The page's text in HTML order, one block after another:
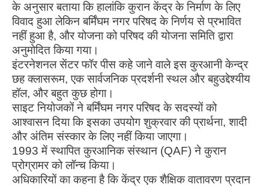
के अनुसार बताया कि हालांकि कुरान केंद्र के निर्माण के लिए
विवाद हुआ लेकिन बर्मिंघम नगर परिषद के निर्णय से प्रभावित
नहीं हुआ है, और योजना को परिषद की योजना समिति द्वारा
अनुमोदित किया गया।
इंटरनेशनल सेंटर फॉर पीस कहे जाने वाले इस कुरआनी केन्द्र
छह क्लासरूम, एक सार्वजनिक प्रदर्शनी स्थल और बहुउद्देश्यीय
हॉल, और बहुत कुछ होगा।
साइट नियोजकों ने बर्मिंघम नगर परिषद के सदस्यों को
आश्वासन दिया कि इसका उपयोग शुक्रवार की प्रार्थना, शादी
और अंतिम संस्कार के लिए नहीं किया जाएगा।
1993 में स्थापित कुरआनिक संस्थान (QAF) ने कुरान
प्रोग्रामर को लॉन्च किया।
अधिकारियों का कहना है कि केंद्र एक शैक्षिक वातावरण प्रदान